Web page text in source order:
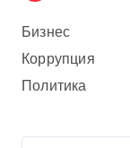
Бизнес
Коррупция
Политика